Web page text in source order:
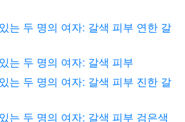
는 두 명의 여자: 갈색 피부 연한 갈
는 두 명의 여자: 갈색 피부
는 두 명의 여자: 갈색 피부 진한 갈
는 두 명의 여자: 갈색 피부 검은색